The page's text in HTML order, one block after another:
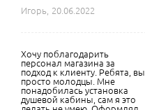
Игорь,
20.06.2022
Хочу поблагодарить
персонал магазина за
подход к клиенту. Ребята, вы
просто молодцы. Мне
понадобилась установка
душевой кабины, сам я это